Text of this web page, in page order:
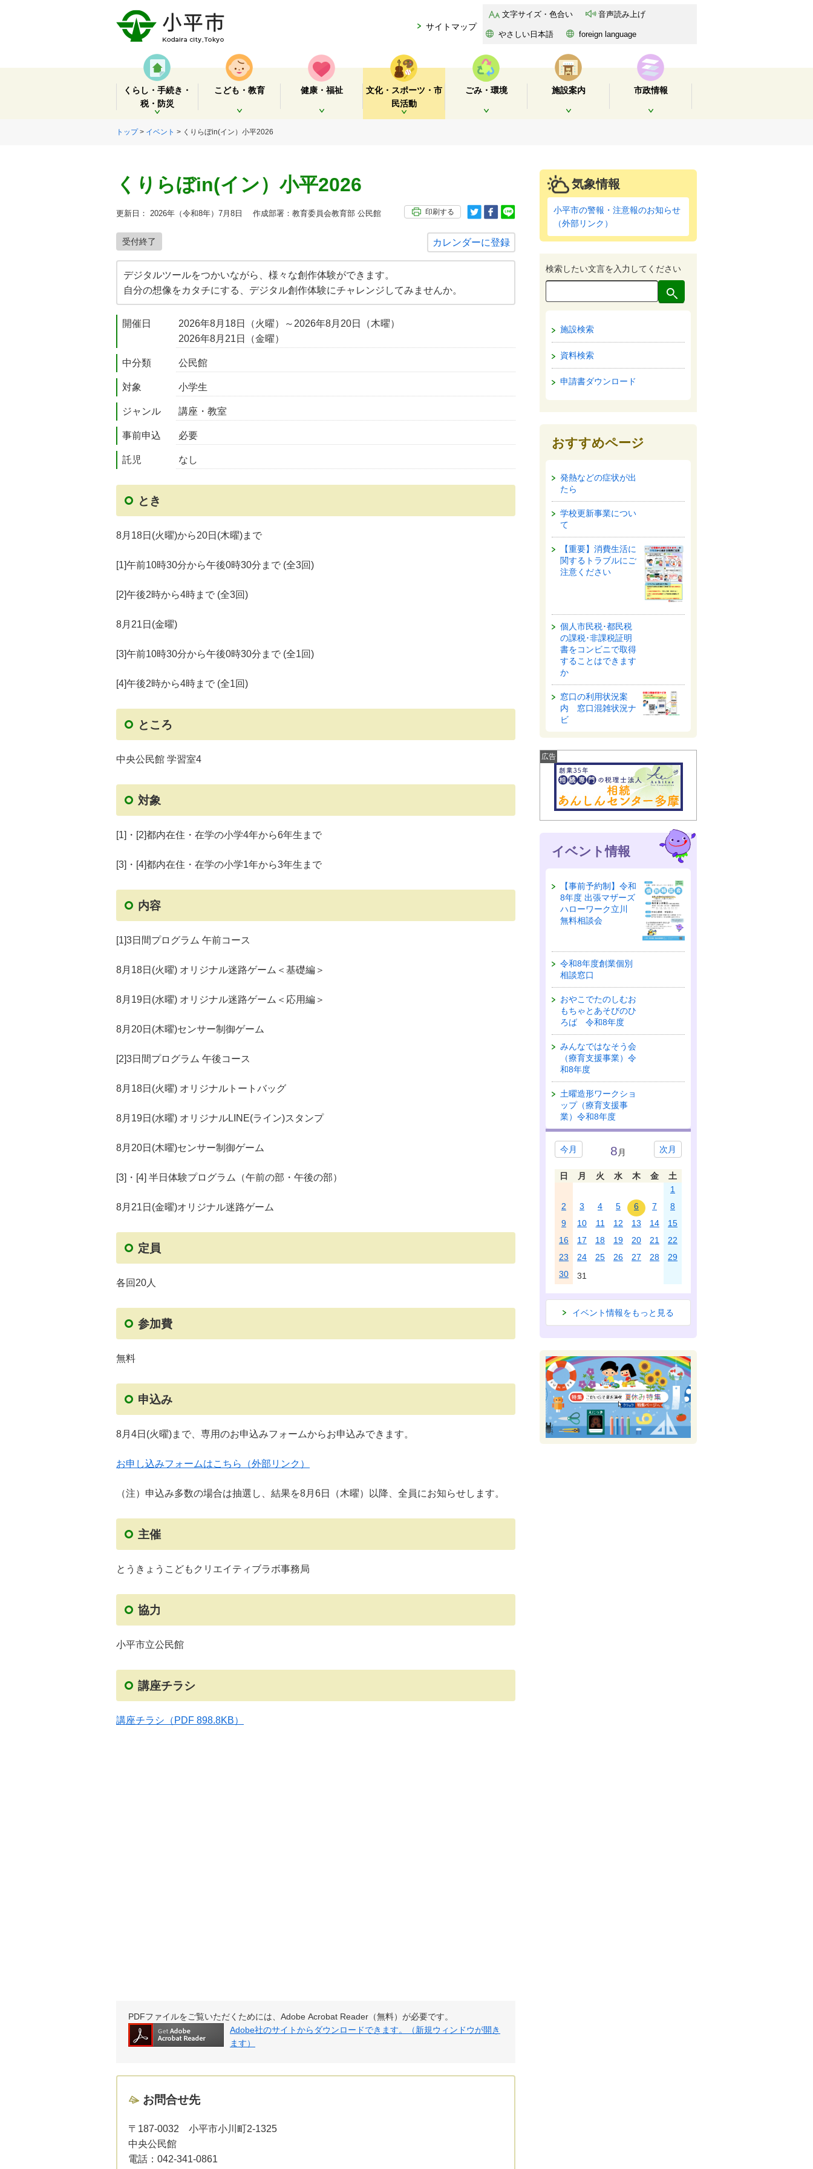
サイトマップ
文字サイズ・色合い 音声読み上げ
やさしい日本語 foreign language
くらし・手続き・
税・防災
開く
こども・教育
開く
健康・福祉
文化・スポーツ・市
民活動
ごみ・環境 施設案内 市政情報
トップ> イベント > くりらぼin(イン）小平2026
くりらぼin(イン）小平2026
更新日： 2026年（令和8年）7月8日 作成部署：教育委員会教育部 公民館 印刷する
カレンダーに登録
受付終了
デジタルツールをつかいながら、様々な創作体験ができます。
自分の想像をカタチにする、デジタル創作体験にチャレンジしてみませんか。
開催日
2026年8月18日（火曜）～2026年8月20日（木曜）
2026年8月21日（金曜）
中分類 公民館
対象 小学生
ジャンル 講座・教室
事前申込 必要
託児 なし
とき
8月18日(火曜)から20日(木曜)まで
[1]午前10時30分から午後0時30分まで (全3回)
[2]午後2時から4時まで (全3回)
8月21日(金曜)
[3]午前10時30分から午後0時30分まで (全1回)
[4]午後2時から4時まで (全1回)
ところ
中央公民館 学習室4
対象
[1]・[2]都内在住・在学の小学4年から6年生まで
[3]・[4]都内在住・在学の小学1年から3年生まで
内容
[1]3日間プログラム 午前コース
8月18日(火曜) オリジナル迷路ゲーム＜基礎編＞
8月19日(水曜) オリジナル迷路ゲーム＜応用編＞
8月20日(木曜)センサー制御ゲーム
[2]3日間プログラム 午後コース
8月18日(火曜) オリジナルトートバッグ
8月19日(水曜) オリジナルLINE(ライン)スタンプ
8月20日(木曜)センサー制御ゲーム
[3]・[4] 半日体験プログラム（午前の部・午後の部）
8月21日(金曜)オリジナル迷路ゲーム
定員
各回20人
参加費
無料
申込み
8月4日(火曜)まで、専用のお申込みフォームからお申込みできます。
お申し込みフォームはこちら（外部リンク）
（注）申込み多数の場合は抽選し、結果を8月6日（木曜）以降、全員にお知らせします。
主催
とうきょうこどもクリエイティブラボ事務局
協力
小平市立公民館
講座チラシ
講座チラシ （PDF 898.8KB）
PDFファイルをご覧いただくためには、Adobe Acrobat Reader（無料）が必要です。
Adobe社のサイトからダウンロードできます。（新規ウィンドウが開き
ます）
お問合せ先
〒187-0032 小平市小川町2-1325
中央公民館
電話： 042-341-0861
気象情報
小平市の警報・注意報のお知らせ
（外部リンク）
検索したい文言を入力してください
施設検索
資料検索
申請書ダウンロード
おすすめページ
発熱などの症状が出
たら
学校更新事業につい
て
【重要】消費生活に
関するトラブルにご
注意ください
個人市民税･都民税
の課税･非課税証明
書をコンビニで取得
することはできます
か
窓口の利用状況案
内 窓口混雑状況ナ
ビ
広告
イベント情報
【事前予約制】令和
8年度 出張マザーズ
ハローワーク立川
無料相談会
令和8年度創業個別
相談窓口
おやこでたのしむお
もちゃとあそびのひ
ろば 令和8年度
みんなではなそう会
（療育支援事業）令
和8年度
土曜造形ワークショ
ップ（療育支援事
業）令和8年度
今月 次月
8 月
日 月 火 水 木 金
土
1
2
3 4 5 6 7
8
9
10 11 12 13 14
15
16
17 18 19 20 21
22
23
24 25 26 27 28
29
30
31
イベント情報をもっと見る